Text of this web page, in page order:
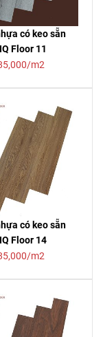
có keo sẵn
Floor 11
m2
có keo sẵn
Floor 14
m2